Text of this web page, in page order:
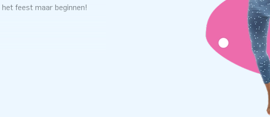
feest maar beginnen!
een minuut staan ze